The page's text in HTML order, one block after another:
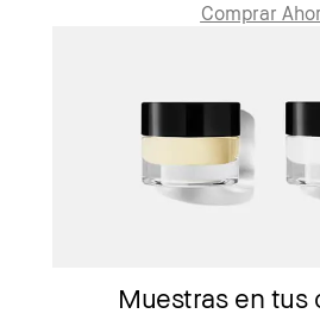
Comprar
Muestras en tus